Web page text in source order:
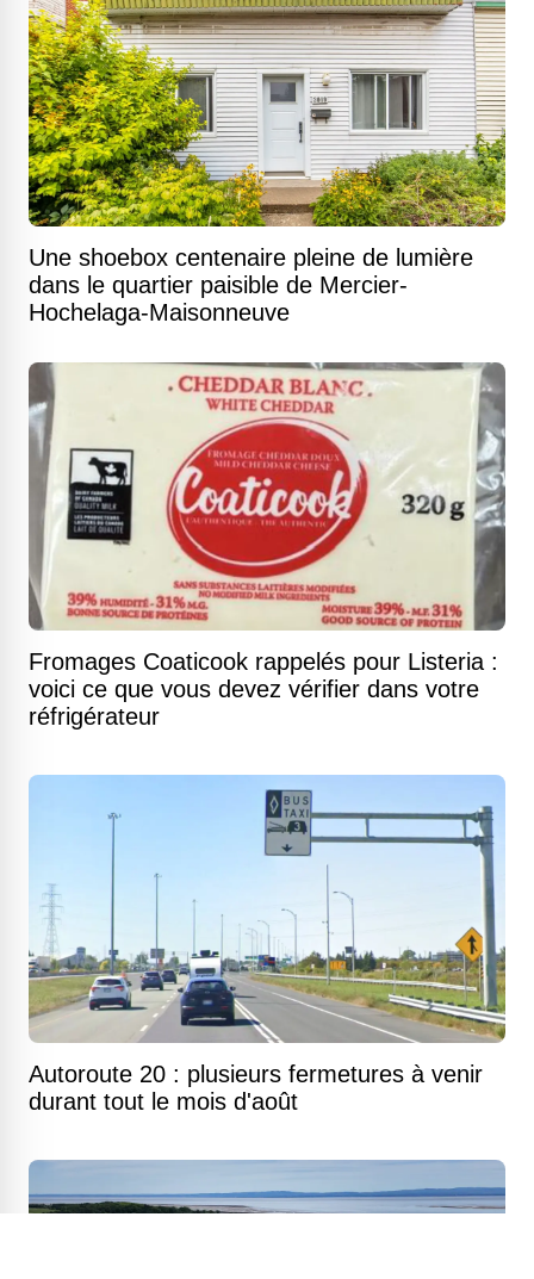
Une shoebox centenaire pleine de lumière
dans le quartier paisible de Mercier-
Hochelaga-Maisonneuve
Fromages Coaticook rappelés pour Listeria :
voici ce que vous devez vérifier dans votre
réfrigérateur
Autoroute 20 : plusieurs fermetures à venir
durant tout le mois d'août